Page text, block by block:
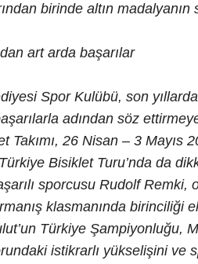
birinde altın madalyanın
art arda başarılar
Spor Kulübü, son
adından söz
Takımı, 26 Nisan – 3 Mayıs
Bisiklet Turu’nda da
sporcusu Rudolf
klasmanında birinciliği
Türkiye Şampiyonluğu,
istikrarlı yükselişini ve